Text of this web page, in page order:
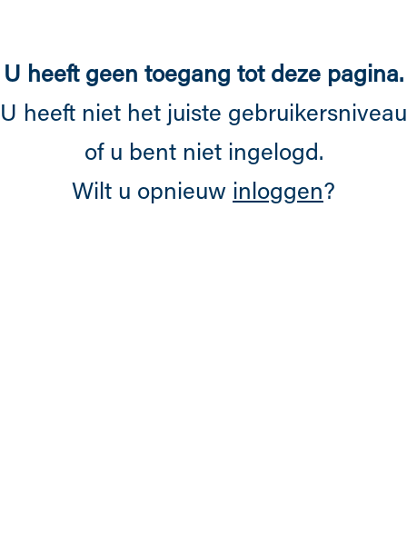
U heeft geen toegang tot deze pagina.
U heeft niet het juiste gebruikersniveau
of u bent niet ingelogd.
Wilt u opnieuw inloggen?